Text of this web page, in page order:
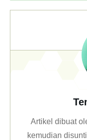
Artikel dibuat
kemudian